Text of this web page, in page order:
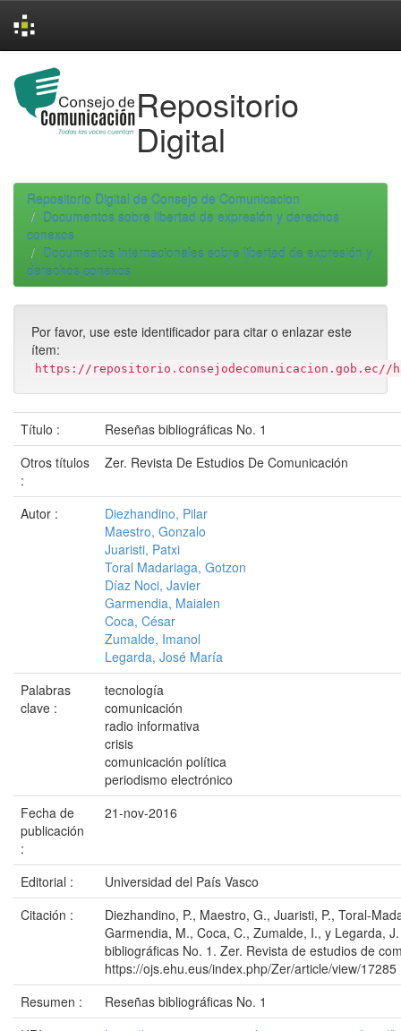
navigation
Repositorio
Digital
Repositorio Digital de Consejo de Comunicacion
Documentos sobre libertad de expresión y derechos
conexos
Documentos internacionales sobre libertad de expresión y
derechos conexos
Por favor, use este identificador para citar o enlazar este
ítem:
https://repositorio.consejodecomunicacion.gob.ec//
Título :
Reseñas bibliográficas No. 1
Otros títulos
:
Zer. Revista De Estudios De Comunicación
Autor :
Diezhandino, Pilar
Maestro, Gonzalo
Juaristi, Patxi
Toral Madariaga, Gotzon
Díaz Noci, Javier
Garmendia, Maialen
Coca, César
Zumalde, Imanol
Legarda, José María
Palabras
clave :
tecnología
comunicación
radio informativa
crisis
comunicación política
periodismo electrónico
Fecha de
publicación
:
21-nov-2016
Editorial :
Universidad del País Vasco
Citación :
Diezhandino, P., Maestro, G., Juaristi, P., Toral-
Garmendia, M., Coca, C., Zumalde, I., y Legarda,
bibliográficas No. 1. Zer. Revista de estudios de
https://ojs.ehu.eus/index.php/Zer/article/view/17285
Resumen :
Reseñas bibliográficas No. 1